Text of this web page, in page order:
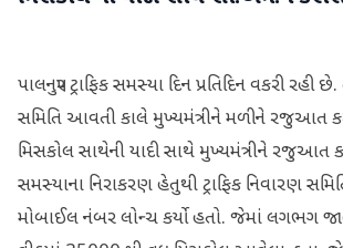
પાલનપુર ટ્રાફિક સમસ્યા દિન પ્રતિદિન વકરી રહી છે.
સમિતિ આવતી કાલે મુખ્યમંત્રીને મળીને રજુઆત
મિસકોલ સાથેની યાદી સાથે મુખ્યમંત્રીને રજુઆત
સમસ્યાના નિરાકરણ હેતુથી ટ્રાફિક નિવારણ
મોબાઈલ નંબર લોન્ચ કર્યો હતો. જેમાં લગભગ